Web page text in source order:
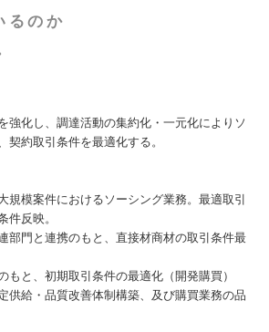
るのか
強化し、調達活動の集約化・一元化によりソ
契約取引条件を最適化する。
模案件におけるソーシング業務。最適取引
件反映。
部門と連携のもと、直接材商材の取引条件最
と、初期取引条件の最適化（開発購買）
供給・品質改善体制構築、及び購買業務の品